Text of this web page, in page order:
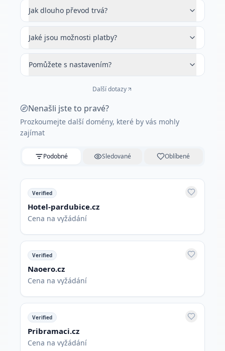
Jak dlouho převod trvá?
Jaké jsou možnosti platby?
Pomůžete s nastavením?
Další dotazy
Nenašli jste to pravé?
Prozkoumejte další domény, které by vás mohly
zajímat
Podobné Sledované Oblíbené
Verified
Hotel-pardubice.cz
Cena na vyžádání
Verified
Naoero.cz
Cena na vyžádání
Verified
Pribramaci.cz
Cena na vyžádání